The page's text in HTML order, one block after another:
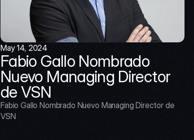
May 14, 2024
Fabio Gallo Nombrado
Nuevo Managing Director
de VSN
Fabio Gallo Nombrado Nuevo Managing Director de
VSN